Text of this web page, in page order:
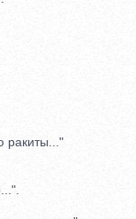
ракиты..."